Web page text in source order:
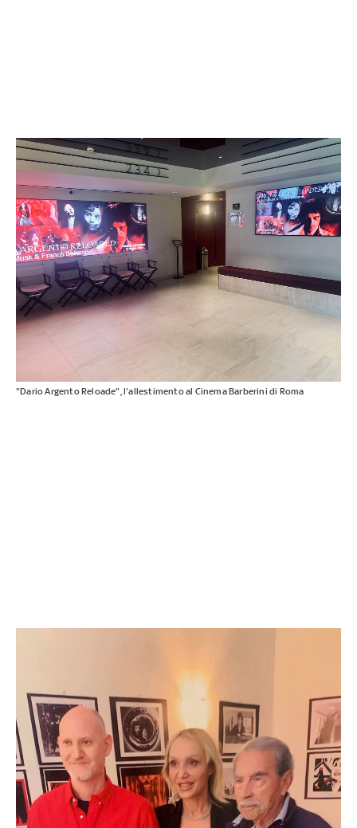
"Dario Argento Reloade", l'allestimento al Cinema Barberini di Roma